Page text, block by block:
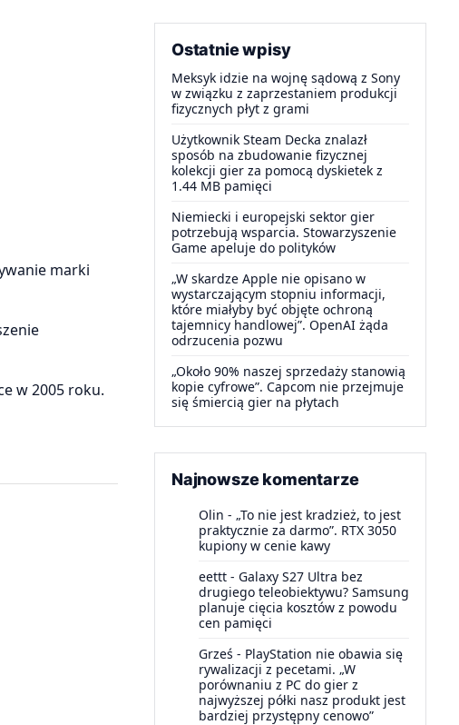
marki
w 2005 roku.
Ostatnie wpisy
Meksyk idzie na wojnę sądową z Sony
w związku z zaprzestaniem produkcji
fizycznych płyt z grami
Użytkownik Steam Decka znalazł
sposób na zbudowanie fizycznej
kolekcji gier za pomocą dyskietek z
1.44 MB pamięci
Niemiecki i europejski sektor gier
potrzebują wsparcia. Stowarzyszenie
Game apeluje do polityków
„W skardze Apple nie opisano w
wystarczającym stopniu informacji,
które miałyby być objęte ochroną
tajemnicy handlowej”. OpenAI żąda
odrzucenia pozwu
„Około 90% naszej sprzedaży stanowią
kopie cyfrowe”. Capcom nie przejmuje
się śmiercią gier na płytach
Najnowsze komentarze
Olin - „To nie jest kradzież, to jest
praktycznie za darmo”. RTX 3050
kupiony w cenie kawy
eettt - Galaxy S27 Ultra bez
drugiego teleobiektywu? Samsung
planuje cięcia kosztów z powodu
cen pamięci
Grześ - PlayStation nie obawia się
rywalizacji z pecetami. „W
porównaniu z PC do gier z
najwyższej półki nasz produkt jest
bardziej przystępny cenowo”